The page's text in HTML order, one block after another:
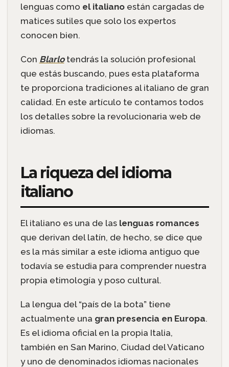
lenguas como el italianoestán cargadas de
matices sutiles que solo los expertos
conocen bien.
Con Blarlo tendrás la solución profesional
que estás buscando, pues esta plataforma
te proporciona tradiciones al italiano de gran
calidad. En este artículo te contamos todos
los detalles sobre la revolucionaria web de
idiomas.
La riqueza del idioma
italiano
El italiano es una de laslenguas romances
que derivan del latín, de hecho, se dice que
es la más similar a este idioma antiguo que
todavía se estudia para comprender nuestra
propia etimología y poso cultural.
La lengua del “país de la bota” tiene
actualmente una gran presencia en Europa.
Es el idioma oficial en la propia Italia,
también en San Marino, Ciudad del Vaticano
y uno de denominados idiomas nacionales